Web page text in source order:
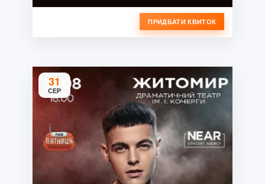
ПРИДБАТИ КВИТОК
31
СЕР